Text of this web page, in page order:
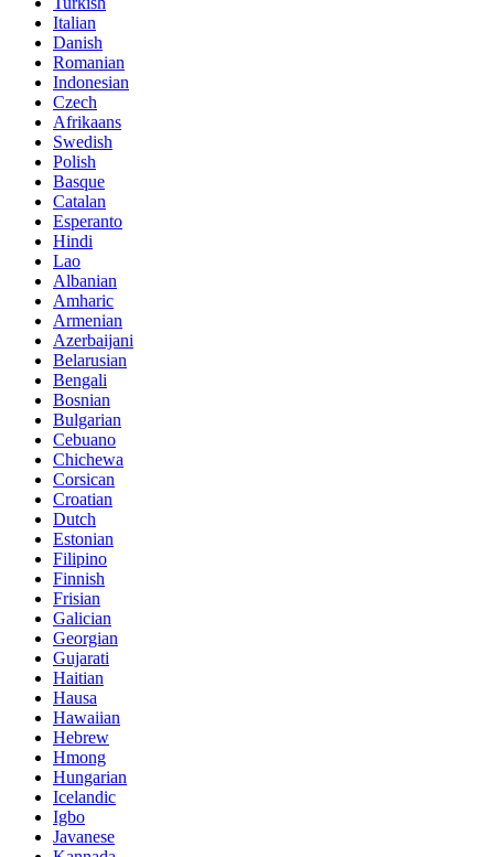
Italian
Danish
Romanian
Indonesian
Czech
Afrikaans
Swedish
Polish
Basque
Catalan
Esperanto
Hindi
Lao
Albanian
Amharic
Armenian
Azerbaijani
Belarusian
Bengali
Bosnian
Bulgarian
Cebuano
Chichewa
Corsican
Croatian
Dutch
Estonian
Filipino
Finnish
Frisian
Galician
Georgian
Gujarati
Haitian
Hausa
Hawaiian
Hebrew
Hmong
Hungarian
Icelandic
Igbo
Javanese